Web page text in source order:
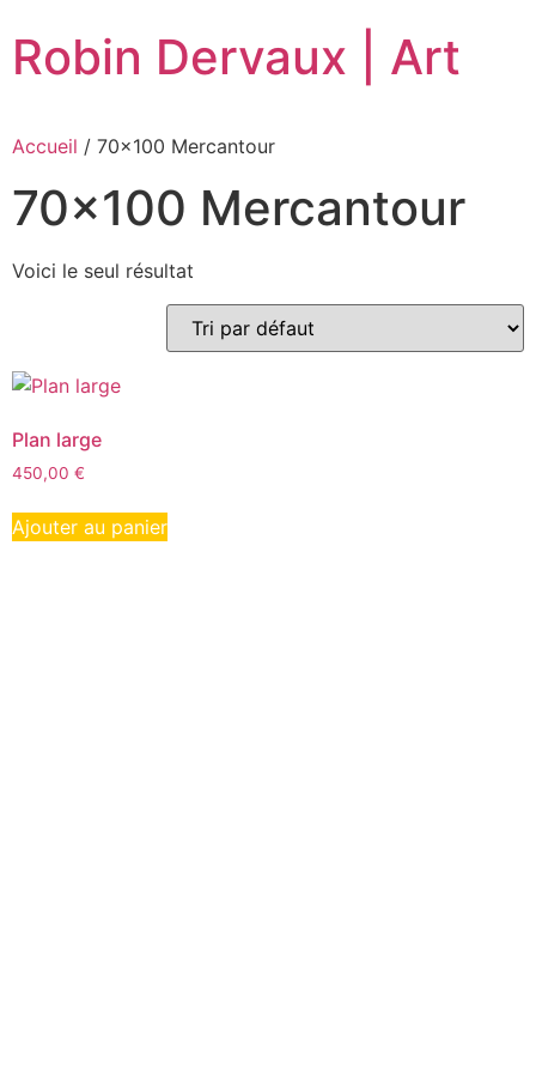
Robin Dervaux | Art
Accueil / 70x100 Mercantour
70x100 Mercantour
Voici le seul résultat
Plan large
450,00 €
Ajouter au panier